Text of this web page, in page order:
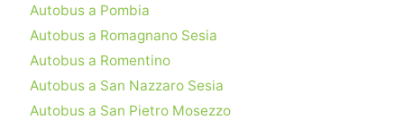
Autobus a Pombia
Autobus a Romagnano Sesia
Autobus a Romentino
Autobus a San Nazzaro Sesia
Autobus a San Pietro Mosezzo